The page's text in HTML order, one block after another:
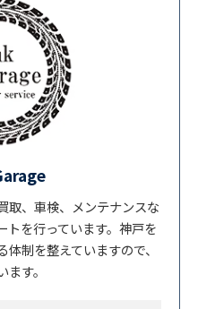
取、車検、メンテナンスな
トを行っています。神戸を
制を整えていますので、
す。